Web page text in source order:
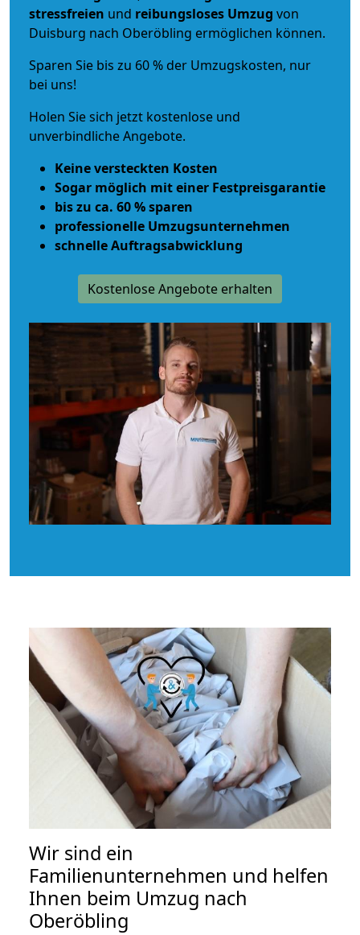
stressfreien und reibungsloses Umzug von
Duisburg nach Oberöbling ermöglichen können.
Sparen Sie bis zu 60 % der Umzugskosten, nur
bei uns!
Holen Sie sich jetzt kostenlose und
unverbindliche Angebote.
Keine versteckten Kosten
Sogar möglich mit einer Festpreisgarantie
bis zu ca. 60 % sparen
professionelle Umzugsunternehmen
schnelle Auftragsabwicklung
Kostenlose Angebote erhalten
Wir sind ein
Familienunternehmen und helfen
Ihnen beim Umzug nach
Oberöbling